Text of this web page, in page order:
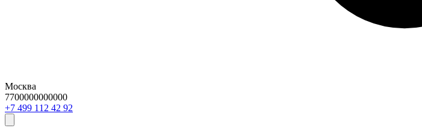
Москва
7700000000000
29 24 211 994 7+